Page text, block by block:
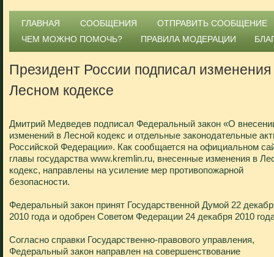
ГЛАВНАЯ СООБЩЕНИЯ
ОТПРАВИТЬ СООБЩЕНИЕ
ЧЕМ МОЖНО ПОМОЧЬ?
ПРАВИЛА МОДЕРАЦИИ
Президент России подписал изменения
Лесном кодексе
Дмитрий Медведев подписал Федеральный закон «О
изменений в Лесной кодекс и отдельные законодательные
Российской Федерации». Как сообщается на официальном
главы государства www.kremlin.ru, внесенные изменения в
кодекс, направлены на усиление мер противопожарной
безопасности.
Федеральный закон принят Государственной Думой 22
2010 года и одобрен Советом Федерации 24 декабря 2010
Согласно справки Государственно-правового управления,
Федеральный закон направлен на совершенствование